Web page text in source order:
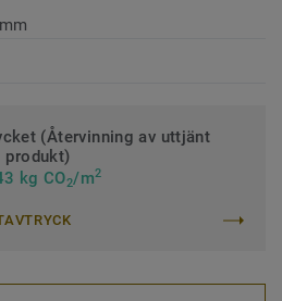
(Återvinning av uttjänt
produkt)
kg CO2/m2